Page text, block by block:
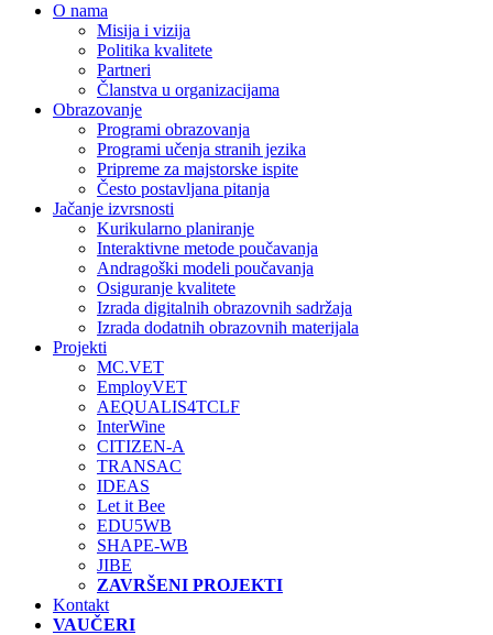
O nama
Misija i vizija
Politika kvalitete
Partneri
Članstva u organizacijama
Obrazovanje
Programi obrazovanja
Programi učenja stranih jezika
Pripreme za majstorske ispite
Često postavljana pitanja
Jačanje izvrsnosti
Kurikularno planiranje
Interaktivne metode poučavanja
Andragoški modeli poučavanja
Osiguranje kvalitete
Izrada digitalnih obrazovnih sadržaja
Izrada dodatnih obrazovnih materijala
Projekti
MC.VET
EmployVET
AEQUALIS4TCLF
InterWine
CITIZEN-A
TRANSAC
IDEAS
Let it Bee
EDU5WB
SHAPE-WB
JIBE
ZAVRŠENI PROJEKTI
Kontakt
VAUČERI